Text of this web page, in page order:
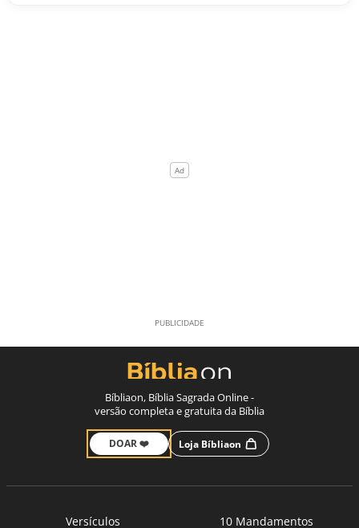
Bíbliaon, Bíblia Sagrada Online -
versão completa e gratuita da Bíblia
DOAR ❤️ Loja Bíbliaon
Versículos
10 Mandamentos